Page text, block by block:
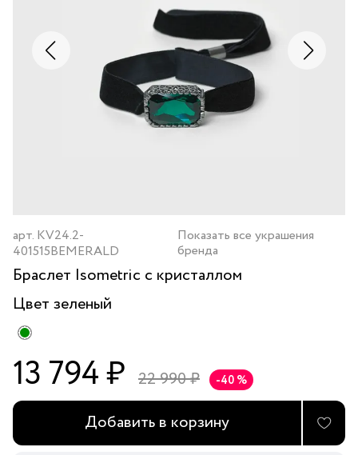
арт. KV24.2-
401515BEMERALD
Показать все украшения
бренда
Браслет Isometric с кристаллом
Цвет зеленый
13 794 ₽ 22 990 ₽ -40 %
Добавить в корзину